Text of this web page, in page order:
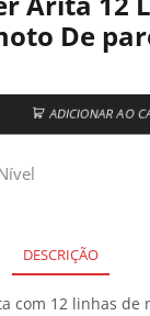
De
ADICIONAR AO
DESCRIÇÃO
com 12 linhas de